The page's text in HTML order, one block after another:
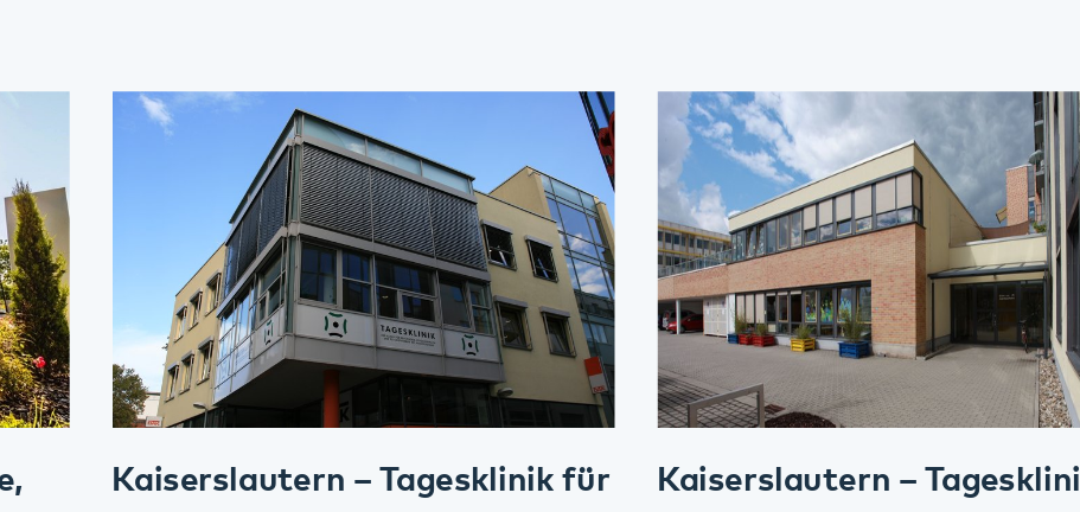
Kaiserslautern – Tagesklinik für
Erwachsene
Kontakt Anfahrt Mehr
Kaiserslautern – Tagesklinik für
Kinder und Jugendliche
Mehr